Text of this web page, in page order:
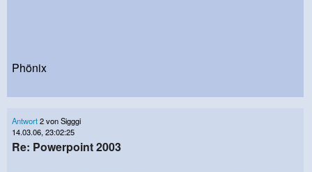
Phönix
Antwort2 von Sigggi
14.03.06, 23:02:25
Re: Powerpoint 2003